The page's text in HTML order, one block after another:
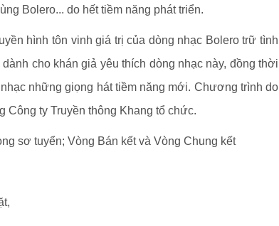
Bolero... do hết tiềm năng phát triển.
hình tôn vinh giá trị của dòng nhạc Bolero trữ tình
cho khán giả yêu thích dòng nhạc này, đồng thời
những giọng hát tiềm năng mới. Chương trình do
Công ty Truyền thông Khang tổ chức.
sơ tuyển; Vòng Bán kết và Vòng Chung kết